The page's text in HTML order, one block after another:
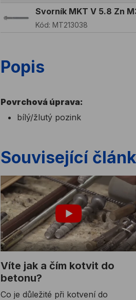
Svorník MKT V 5.8 Zn
Kód: MT213038
Popis
Povrchová úprava:
bílý/žlutý pozink
Související
Víte jak a čím kotvit do
betonu?
Co je důležité při kotvení do